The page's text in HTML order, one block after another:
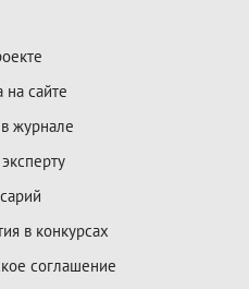
на сайте
журнале
в конкурсах
соглашение